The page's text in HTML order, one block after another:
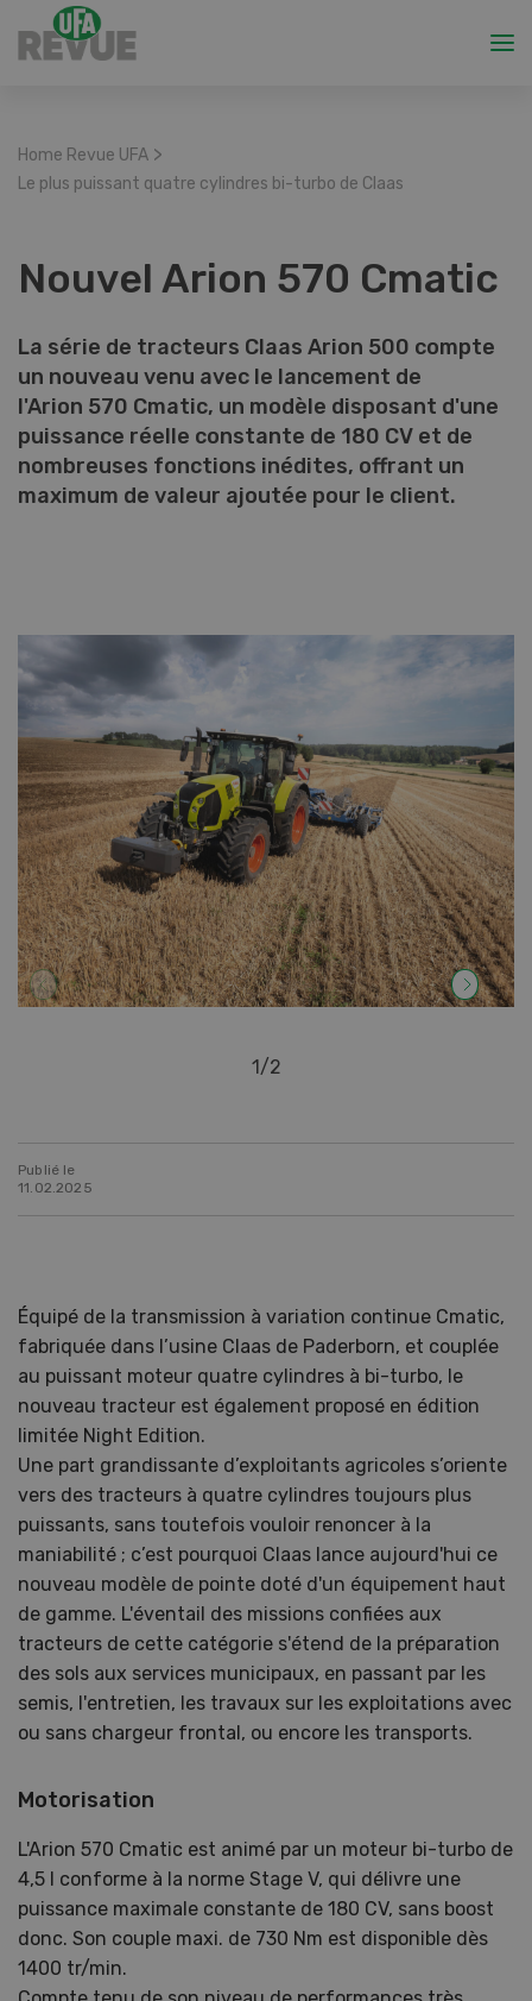
Home Revue UFA >
Le plus puissant quatre cylindres bi-turbo de Claas
Nouvel Arion 570 Cmatic
La série de tracteurs Claas Arion 500 compte
un nouveau venu avec le lancement de
l'Arion 570 Cmatic, un modèle disposant d'une
puissance réelle constante de 180 CV et de
nombreuses fonctions inédites, offrant un
maximum de valeur ajoutée pour le client.
1/2
Publié le
11.02.2025
Équipé de la transmission à variation continue Cmatic,
fabriquée dans l’usine Claas de Paderborn, et couplée
au puissant moteur quatre cylindres à bi-turbo, le
nouveau tracteur est également proposé en édition
limitée Night Edition.
Une part grandissante d’exploitants agricoles s’oriente
vers des tracteurs à quatre cylindres toujours plus
puissants, sans toutefois vouloir renoncer à la
maniabilité ; c’est pourquoi Claas lance aujourd'hui ce
nouveau modèle de pointe doté d'un équipement haut
de gamme. L'éventail des missions confiées aux
tracteurs de cette catégorie s'étend de la préparation
des sols aux services municipaux, en passant par les
semis, l'entretien, les travaux sur les exploitations avec
ou sans chargeur frontal, ou encore les transports.
Motorisation
L'Arion 570 Cmatic est animé par un moteur bi-turbo de
4,5 l conforme à la norme Stage V, qui délivre une
puissance maximale constante de 180 CV, sans boost
donc. Son couple maxi. de 730 Nm est disponible dès
1400 tr/min.